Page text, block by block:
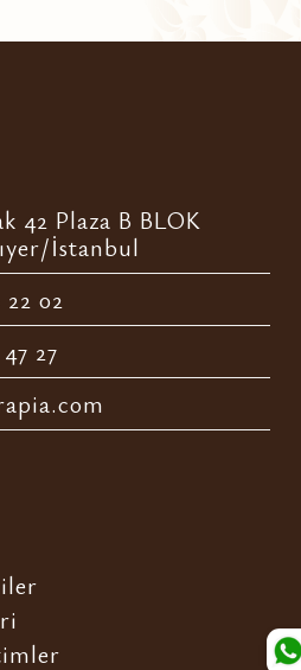
42 Plaza B BLOK
İstanbul
02
27